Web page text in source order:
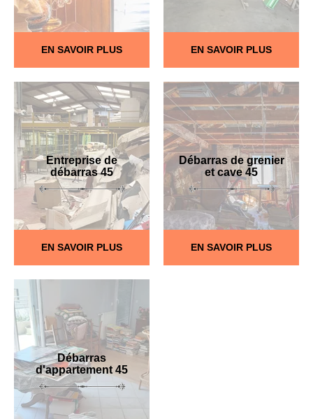
EN SAVOIR PLUS EN SAVOIR PLUS
Entreprise de
débarras 45
EN SAVOIR PLUS
Débarras de grenier
et cave 45
EN SAVOIR PLUS
Débarras
d'appartement 45